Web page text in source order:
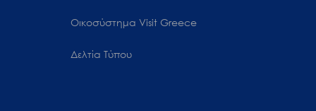
Oικοσύστημα Visit Greece
Δελτία Τύπου